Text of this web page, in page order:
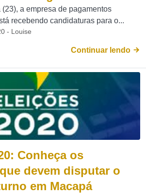
a empresa de pagamentos
recebendo candidaturas para o...
- Louise
Continuar lendo
Conheça os
devem disputar o
em Macapá